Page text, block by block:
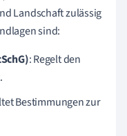
Landschaft zulässig
sind:
: Regelt den
Bestimmungen zur